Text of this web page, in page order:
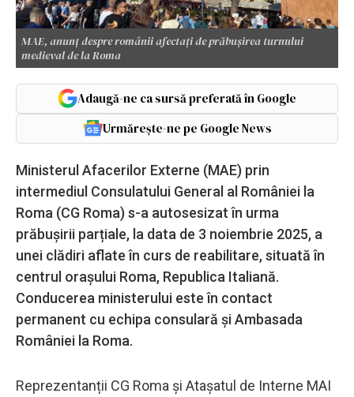
MAE, anunț despre românii afectați de prăbușirea turnului
medieval de la Roma
Adaugă-ne ca sursă preferată în Google
Urmărește-ne pe Google News
Ministerul Afacerilor Externe (MAE) prin
intermediul Consulatului General al României la
Roma (CG Roma) s-a autosesizat în urma
prăbușirii parțiale, la data de 3 noiembrie 2025, a
unei clădiri aflate în curs de reabilitare, situată în
centrul orașului Roma, Republica Italiană.
Conducerea ministerului este în contact
permanent cu echipa consulară și Ambasada
României la Roma.
Reprezentanții CG Roma și Atașatul de Interne MAI